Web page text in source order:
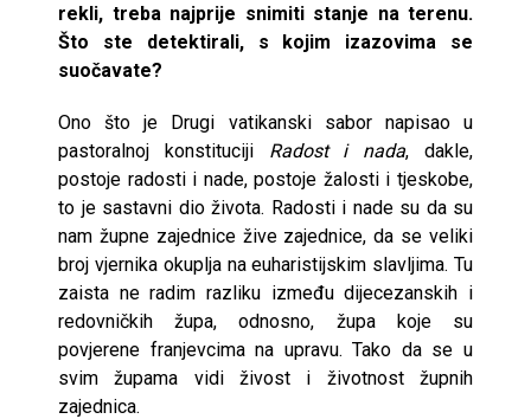
rekli, treba najprije snimiti stanje na terenu.
Što ste detektirali, s kojim izazovima se
suočavate?
Ono što je Drugi vatikanski sabor napisao u
pastoralnoj konstituciji Radost i nada, dakle,
postoje radosti i nade, postoje žalosti i tjeskobe,
to je sastavni dio života. Radosti i nade su da su
nam župne zajednice žive zajednice, da se veliki
broj vjernika okuplja na euharistijskim slavljima. Tu
zaista ne radim razliku između dijecezanskih i
redovničkih župa, odnosno, župa koje su
povjerene franjevcima na upravu. Tako da se u
svim župama vidi živost i životnost župnih
zajednica.